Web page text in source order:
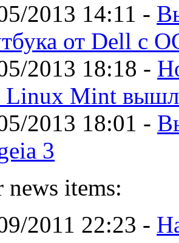
2013 14:11 -
от Dell с
2013 18:18 -
Linux Mint
2013 18:01 -
3
news items:
2011 22:23 -